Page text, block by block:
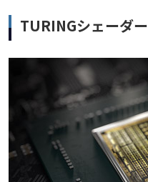
TURINGシェーダー